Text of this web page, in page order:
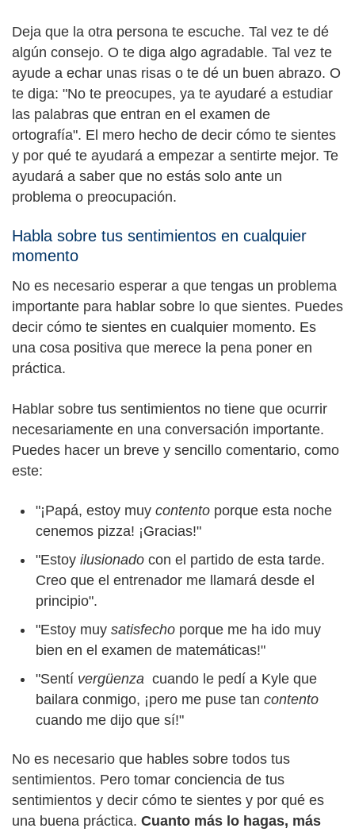
Deja que la otra persona te escuche. Tal vez te dé
algún consejo. O te diga algo agradable. Tal vez te
ayude a echar unas risas o te dé un buen abrazo. O
te diga: "No te preocupes, ya te ayudaré a estudiar
las palabras que entran en el examen de
ortografía". El mero hecho de decir cómo te sientes
y por qué te ayudará a empezar a sentirte mejor. Te
ayudará a saber que no estás solo ante un
problema o preocupación.
Habla sobre tus sentimientos en cualquier
momento
No es necesario esperar a que tengas un problema
importante para hablar sobre lo que sientes. Puedes
decir cómo te sientes en cualquier momento. Es
una cosa positiva que merece la pena poner en
práctica.
Hablar sobre tus sentimientos no tiene que ocurrir
necesariamente en una conversación importante.
Puedes hacer un breve y sencillo comentario, como
este:
"¡Papá, estoy muy contento porque esta noche
cenemos pizza! ¡Gracias!"
"Estoy ilusionado con el partido de esta tarde.
Creo que el entrenador me llamará desde el
principio".
"Estoy muy satisfecho porque me ha ido muy
bien en el examen de matemáticas!"
"Sentí vergüenza cuando le pedí a Kyle que
bailara conmigo, ¡pero me puse tan contento
cuando me dijo que sí!"
No es necesario que hables sobre todos tus
sentimientos. Pero tomar conciencia de tus
sentimientos y decir cómo te sientes y por qué es
una buena práctica. Cuanto más lo hagas, más